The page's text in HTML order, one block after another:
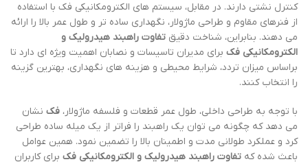
کنترل نشتی دارند. در مقابل، سیستم های الکترومکانیکی فک با استفاده
از فنرهای مقاوم و طراحی ماژولار، نگهداری ساده تر و طول عمر بالا را ارائه
می دهند. بنابراین، شناخت دقیق تفاوت راهبند هیدرولیک و
الکترومکانیکی فک برای مدیران تاسیسات و نصابان اهمیت ویژه ای دارد تا
براساس میزان تردد، شرایط محیطی و هزینه های نگهداری، بهترین گزینه
را انتخاب کنند.
با توجه به طراحی داخلی، طول عمر قطعات و فلسفه ماژولار، فک نشان
می دهد که چگونه می توان یک راهبند را فراتر از یک میله ساده طراحی
کرد و عملکرد طولانی مدت و اطمینان بالا را تضمین نمود. همین عوامل
باعث شده که تفاوت راهبند هیدرولیک و الکترومکانیکی فک برای کاربران